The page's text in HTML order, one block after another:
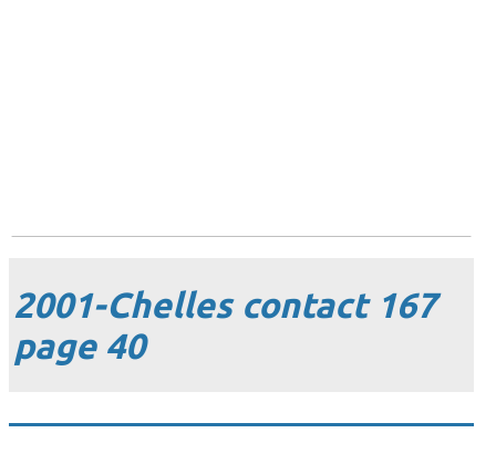
2001-Chelles contact 167
page 40